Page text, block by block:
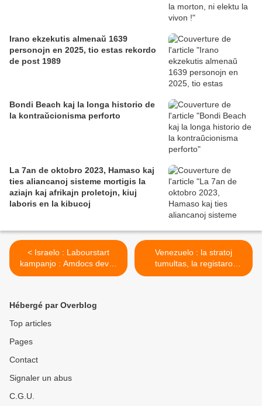
Irano ekzekutis almenaŭ 1639
personojn en 2025, tio estas rekordo
de post 1989
Bondi Beach kaj la longa historio de
la kontraŭcionisma perforto
La 7an de oktobro 2023, Hamaso kaj
ties aliancanoj sisteme mortigis la
aziajn kaj afrikajn proletojn, kiuj
laboris en la kibucoj
< Israelo : Labourstart
kampanjo : Amdocs devas
agnoski la sindikaton
Venezuelo : la stratoj
tumultas, la registaro
represias >
Hébergé par Overblog
Top articles
Pages
Contact
Signaler un abus
C.G.U.